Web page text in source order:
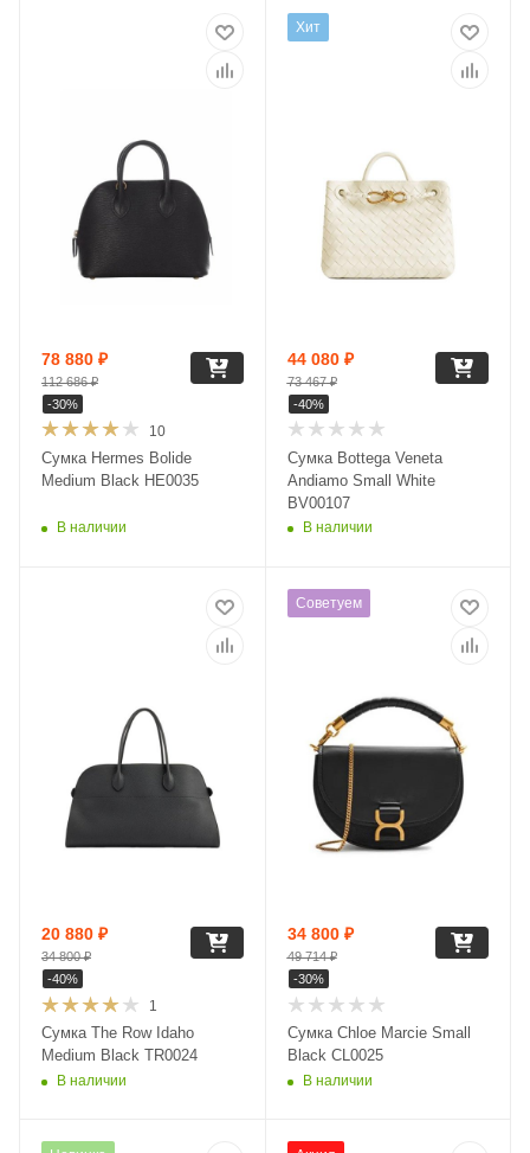
10
Сумка Hermes Bolide
Medium Black HE0035
В наличии
78 880 ₽
112 686₽
-30%
Хит
Сумка Bottega Veneta
Andiamo Small White
BV00107
В наличии
44 080₽
73 467₽
-40%
1
Сумка The Row Idaho
Medium Black TR0024
В наличии
20 880 ₽
34 800₽
-40%
Советуем
Сумка Chloe Marcie Small
Black CL0025
В наличии
34 800₽
49 714₽
-30%